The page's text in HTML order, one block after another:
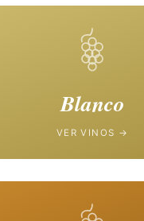
Blanco
VER VINOS →